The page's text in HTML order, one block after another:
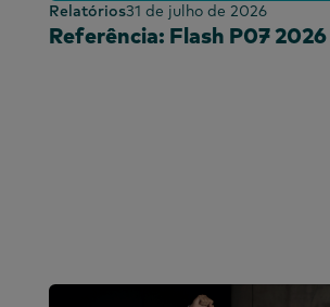
Relatórios31 de julho de 2026
Referência: Flash P07 2026